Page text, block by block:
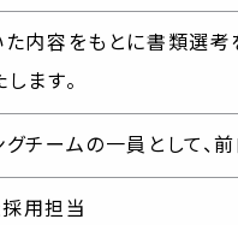
た内容をもとに書類選
ます。
チームの一員として、
用担当